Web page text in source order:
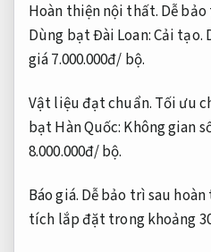
Hoàn thiện nội thất. Dễ
Dùng bạt Đài Loan:Cải tạo.
giá 7.000.000đ/ bộ.
Vật liệu đạt chuẩn. Tối ưu
bạt Hàn Quốc: Không gian
8.000.000đ/ bộ.
Báo giá. Dễ bảo trì sau hoàn
tích lắp đặt trong khoảng